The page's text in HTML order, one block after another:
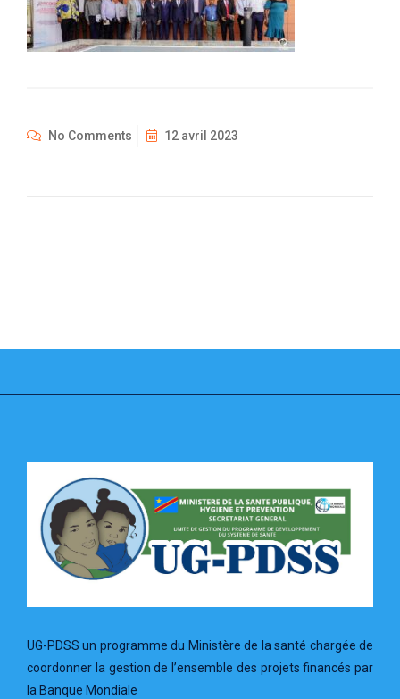
No Comments 12 avril 2023
UG-PDSS un programme du Ministère de la santé chargée de
coordonner la gestion de l’ensemble des projets financés par
la Banque Mondiale